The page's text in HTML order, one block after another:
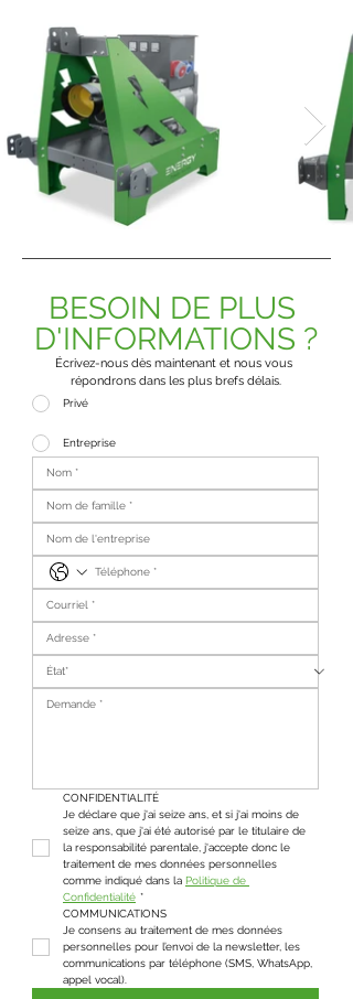
BESOIN DE PLUS
D'INFORMATIONS ?
Écrivez-nous dès maintenant et nous vous
répondrons dans les plus brefs délais.
Privé
Entreprise
CONFIDENTIALITÉ
Je déclare que j'ai seize ans, et si j'ai moins de
seize ans, que j'ai été autorisé par le titulaire de
la responsabilité parentale, j'accepte donc le
traitement de mes données personnelles
comme indiqué dans la Politique de
Confidentialité *
COMMUNICATIONS
Je consens au traitement de mes données
personnelles pour l’envoi de la newsletter, les
communications par téléphone (SMS, WhatsApp,
appel vocal).